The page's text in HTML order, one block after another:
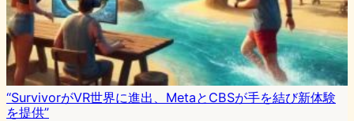
“SurvivorがVR世界に進出、MetaとCBSが手を結び新体験
を提供”